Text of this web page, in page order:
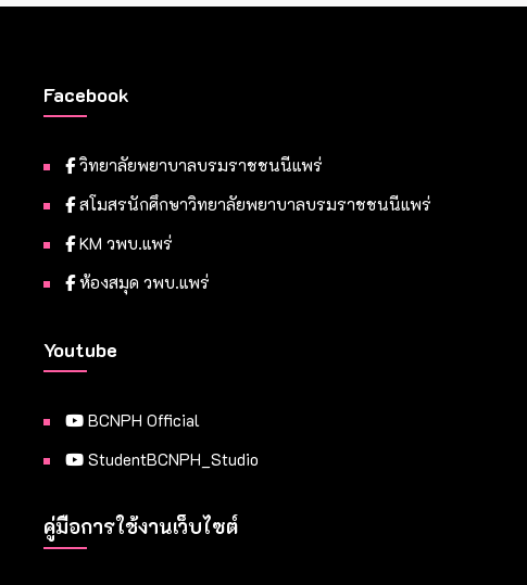
Facebook
วิทยาลัยพยาบาลบรมราชชนนีแพร่
สโมสรนักศึกษาวิทยาลัยพยาบาลบรมราชชนนีแพร่
KM วพบ.แพร่
ห้องสมุด วพบ.แพร่
Youtube
BCNPH Official
StudentBCNPH_Studio
คู่มือการใช้งานเว็บไซต์